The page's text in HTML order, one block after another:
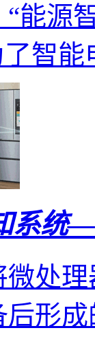
能源
智
系统
处
形